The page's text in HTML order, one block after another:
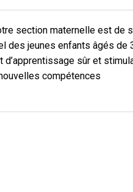
section maternelle est de
des jeunes enfants âgés
d’apprentissage sûr et
compétences